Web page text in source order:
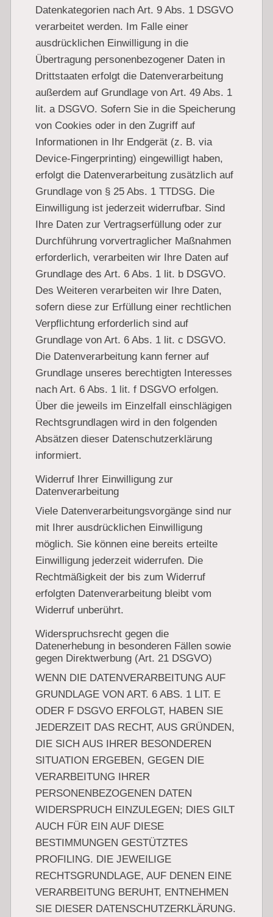
Datenkategorien nach Art. 9 Abs. 1 DSGVO
verarbeitet werden. Im Falle einer
ausdrücklichen Einwilligung in die
Übertragung personenbezogener Daten in
Drittstaaten erfolgt die Datenverarbeitung
außerdem auf Grundlage von Art. 49 Abs. 1
lit. a DSGVO. Sofern Sie in die Speicherung
von Cookies oder in den Zugriff auf
Informationen in Ihr Endgerät (z. B. via
Device-Fingerprinting) eingewilligt haben,
erfolgt die Datenverarbeitung zusätzlich auf
Grundlage von § 25 Abs. 1 TTDSG. Die
Einwilligung ist jederzeit widerrufbar. Sind
Ihre Daten zur Vertragserfüllung oder zur
Durchführung vorvertraglicher Maßnahmen
erforderlich, verarbeiten wir Ihre Daten auf
Grundlage des Art. 6 Abs. 1 lit. b DSGVO.
Des Weiteren verarbeiten wir Ihre Daten,
sofern diese zur Erfüllung einer rechtlichen
Verpflichtung erforderlich sind auf
Grundlage von Art. 6 Abs. 1 lit. c DSGVO.
Die Datenverarbeitung kann ferner auf
Grundlage unseres berechtigten Interesses
nach Art. 6 Abs. 1 lit. f DSGVO erfolgen.
Über die jeweils im Einzelfall einschlägigen
Rechtsgrundlagen wird in den folgenden
Absätzen dieser Datenschutzerklärung
informiert.
Widerruf Ihrer Einwilligung zur
Datenverarbeitung
Viele Datenverarbeitungsvorgänge sind nur
mit Ihrer ausdrücklichen Einwilligung
möglich. Sie können eine bereits erteilte
Einwilligung jederzeit widerrufen. Die
Rechtmäßigkeit der bis zum Widerruf
erfolgten Datenverarbeitung bleibt vom
Widerruf unberührt.
Widerspruchsrecht gegen die
Datenerhebung in besonderen Fällen sowie
gegen Direktwerbung (Art. 21 DSGVO)
WENN DIE DATENVERARBEITUNG AUF
GRUNDLAGE VON ART. 6 ABS. 1 LIT. E
ODER F DSGVO ERFOLGT, HABEN SIE
JEDERZEIT DAS RECHT, AUS GRÜNDEN,
DIE SICH AUS IHRER BESONDEREN
SITUATION ERGEBEN, GEGEN DIE
VERARBEITUNG IHRER
PERSONENBEZOGENEN DATEN
WIDERSPRUCH EINZULEGEN; DIES GILT
AUCH FÜR EIN AUF DIESE
BESTIMMUNGEN GESTÜTZTES
PROFILING. DIE JEWEILIGE
RECHTSGRUNDLAGE, AUF DENEN EINE
VERARBEITUNG BERUHT, ENTNEHMEN
SIE DIESER DATENSCHUTZERKLÄRUNG.